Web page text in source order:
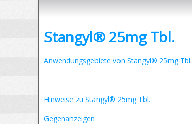
Stangyl® 25mg Tbl.
Anwendungsgebiete von Stangyl® 25mg Tbl.
Hinweise zu Stangyl® 25mg Tbl.
Gegenanzeigen